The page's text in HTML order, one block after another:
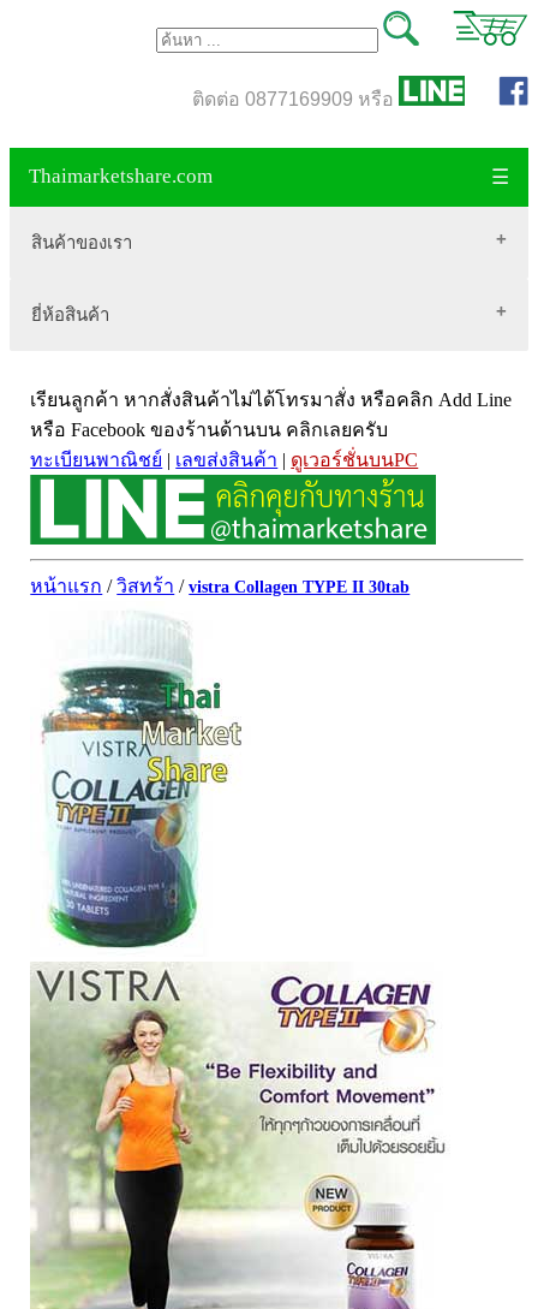
ติดต่อ 0877169909 หรือ
Thaimarketshare.com ☰
สินค้าของเรา
สินค้าขายดี
สมุนไพรไทย
เครื่องดื่มกาแฟ
น้ำหนัก
ขนาด อกสตรี
ผิวพรรณ-กลูต้า
ริ้วรอย
แผลเป็น หลุมสิว
สิวอุดตันหน้ามัน
ครีมกันแดด ปัญหาฝ้า กระ
ครีมหน้าใส
สุดฮิต เกาหลี
สุดฮิต ญี่ปุ่น
ข้อเสื่อม กระดูก
เพื่อสุขภาพ
สายตา
สมอง ความจำ น้ำมันปลา
เส้นผม
Beta Glucan
กล้ามเนื้อ เพาะกาย
สำหรับท่านชาย
จุดซ่อนเร้นผู้หญิง
สินค้าเด็ก
สินค้าอื่นๆ
ยี่ห้อสินค้า
Biogrow
Blackmores
VitaHealth
Mega we care
Vistra วิสทร้า
DQ Primary Care
Maxxlife WellGate
Vitamate
Nature's Bounty
Glutapung
Naturbiotic
Nutri Master
Nutrakal นูทราแคล
Caltrate Calcium
PHARMA NORD
HARRIS
NEOCA
Organic's Herbs
Laurance ลอเรนซ์
HerBlanc เฮอบลัง
Amsel
Bode
LYNAE
PHARMAX
เรียนลูกค้า หากสั่งสินค้าไม่ได้โทรมาสั่ง หรือคลิก Add Line
หรือ Facebook ของร้านด้านบน คลิกเลยครับ
ทะเบียนพาณิชย์ | เลขส่งสินค้า | ดูเวอร์ชั่นบนPC
หน้าแรก /วิสทร้า /vistra Collagen TYPE II 30tab